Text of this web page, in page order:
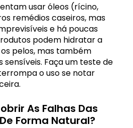
usar óleos (rícino,
remédios caseiros, mas
e há poucas
podem hidratar a
pelos, mas também
Faça um teste de
o uso se notar
As Falhas Das
Forma Natural?